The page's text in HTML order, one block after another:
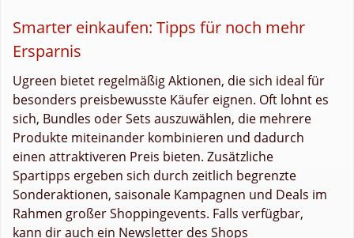
Smarter einkaufen: Tipps für noch mehr
Ersparnis
Ugreen bietet regelmäßig Aktionen, die sich ideal für
besonders preisbewusste Käufer eignen. Oft lohnt es
sich, Bundles oder Sets auszuwählen, die mehrere
Produkte miteinander kombinieren und dadurch
einen attraktiveren Preis bieten. Zusätzliche
Spartipps ergeben sich durch zeitlich begrenzte
Sonderaktionen, saisonale Kampagnen und Deals im
Rahmen großer Shoppingevents. Falls verfügbar,
kann dir auch ein Newsletter des Shops